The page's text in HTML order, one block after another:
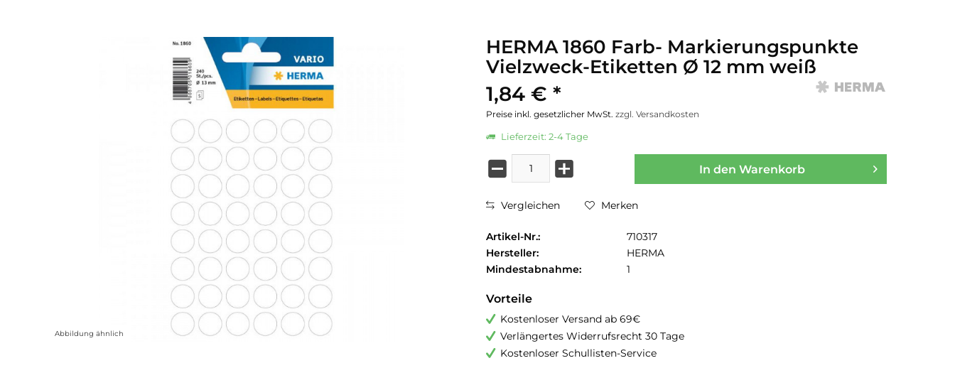
Abbildung ähnlich
HERMA 1860 Farb- Markierungspunkte
Vielzweck-Etiketten Ø 12 mm weiß
1,84 € *
Preise inkl. gesetzlicher MwSt. zzgl. Versandkosten
Lieferzeit: 2-4 Tage
In den Warenkorb
Vergleichen Merken
Artikel-Nr.:
710317
Hersteller:
HERMA
Mindestabnahme:
1
Vorteile
Kostenloser Versand ab 69€
Verlängertes Widerrufsrecht 30 Tage
Kostenloser Schullisten-Service